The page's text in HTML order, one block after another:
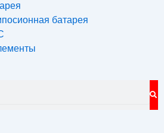
батарея